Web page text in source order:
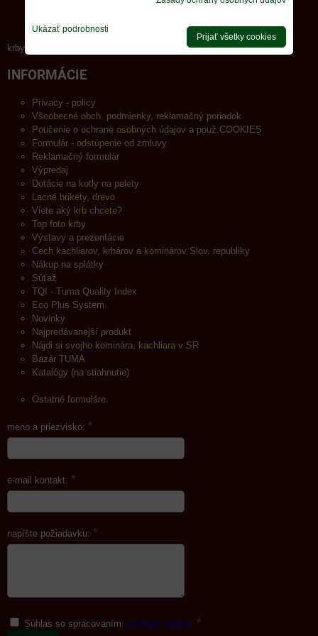
krby-tuma.sk Info o spracovaní osobných údajov.
INFORMÁCIE
Privacy - policy
Všeobecné obch. podmienky, reklamačný poriadok
Poučenie o ochrane osobných údajov a použ.COOKIES
Formulár - odstúpenie od zmluvy
Reklamačný formulár
Výpredaj
Dotácie na kotly na pelety
Lacné brikety, drevo
Viete aký krb chcete?
Top foto krby
Výstavy a prezentácie
Cech kachliarov, krbárov a kominárov Slov. republiky
Nákup na splátky
Súťaž
TQI - Tuma Quality Index
Eco Plus System
Novinky
Najpredávanejší produkt
Nájdi si svojho kominára, kachliara v SR
Bazár TUMA
Katalógy (na stiahnutie)
Ostatné formuláre
meno a priezvisko: *
e-mail kontakt: *
napíšte požiadavku: *
Súhlas so spracovaním osobných údajov *
Ukázať podrobnosti
Prijať všetky cookies